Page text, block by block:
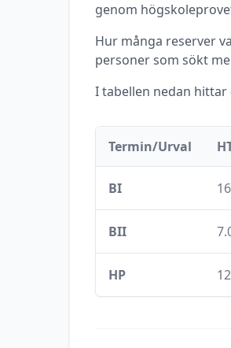
genom
Hur många reserver
personer som sökt
I tabellen nedan
Termin/Urval
BI
BII
HP